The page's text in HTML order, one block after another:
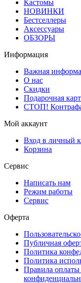
Кастомы
НОВИНКИ
Бестселлеры
Аксессуары
ОБЗОРЫ
Информация
Важная
О нас
Скидки
Подарочная
СТОП!
Мой аккаунт
Вход в личный
Корзина
Сервис
Написать нам
Режим работы
Сервис
Оферта
Публичная
Политика
Политика
Правила оплаты